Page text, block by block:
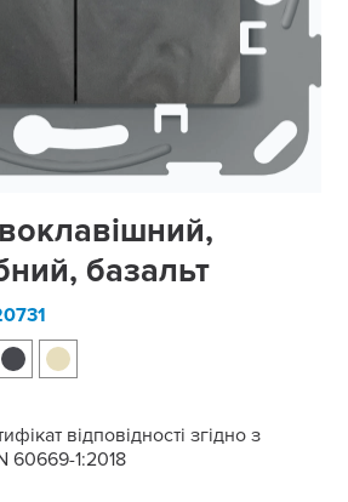
базальт
відповідності згідно з
60669-1:2018